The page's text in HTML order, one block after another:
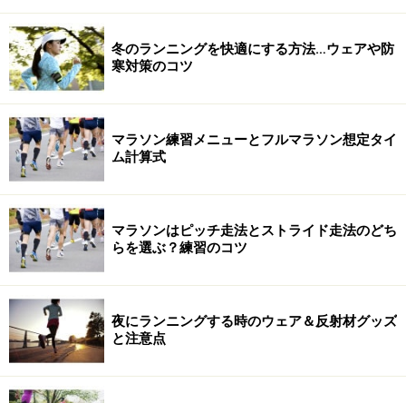
冬のランニングを快適にする方法…ウェアや防
寒対策のコツ
マラソン練習メニューとフルマラソン想定タイ
ム計算式
マラソンはピッチ走法とストライド走法のどち
らを選ぶ？練習のコツ
夜にランニングする時のウェア＆反射材グッズ
と注意点